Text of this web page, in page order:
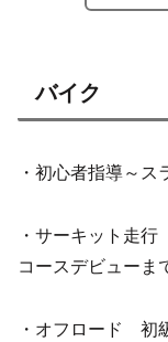
バイク
・初心者指導～
・サーキット走
コースデビューま
・オフロード 初